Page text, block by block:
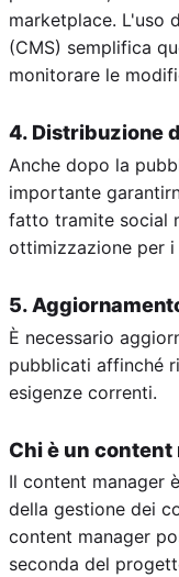
marketplace. L'uso
(CMS) semplifica
monitorare le
4. Distribuzione
Anche dopo la
importante
fatto tramite social
ottimizzazione per i
5.
È necessario
pubblicati affinché
esigenze correnti.
Chi è un content
Il content manager
della gestione dei
content manager
seconda del